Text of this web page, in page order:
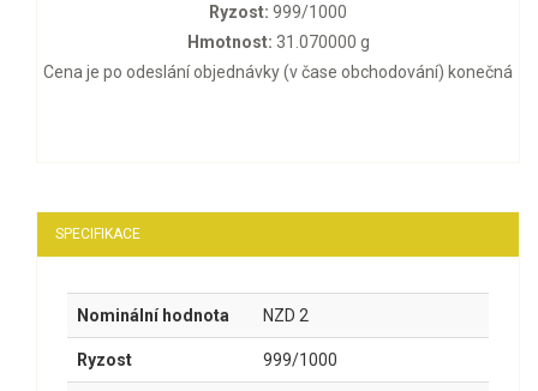
Ryzost: 999/1000
Hmotnost: 31.070000 g
Cena je po odeslání objednávky (v čase obchodování) konečná
SPECIFIKACE
Nominální hodnota NZD 2
Ryzost 999/1000